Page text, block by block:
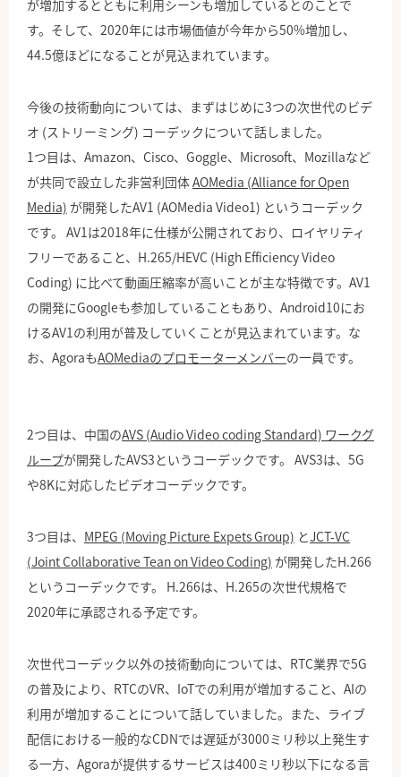
が増加するとともに利用シーンも増加しているとのことで
す。そして、2020年には市場価値が今年から50%増加し、
44.5億ほどになることが見込まれています。
今後の技術動向については、まずはじめに3つの次世代のビデ
オ (ストリーミング) コーデックについて話しました。
1つ目は、Amazon、Cisco、Goggle、Microsoft、Mozillaなど
が共同で設立した非営利団体AOMedia (Alliance for Open
Media) が開発したAV1 (AOMedia Video1) というコーデック
です。 AV1は2018年に仕様が公開されており、ロイヤリティ
フリーであること、H.265/HEVC (High Efficiency Video
Coding) に比べて動画圧縮率が高いことが主な特徴です。AV1
の開発にGoogleも参加していることもあり、Android10にお
けるAV1の利用が普及していくことが見込まれています。な
お、AgoraもAOMediaのプロモーターメンバーの一員です。
2つ目は、中国のAVS (Audio Video coding Standard) ワークグ
ループが開発したAVS3というコーデックです。 AVS3は、5G
や8Kに対応したビデオコーデックです。
3つ目は、 MPEG (Moving Picture Expets Group) とJCT-VC
(Joint Collaborative Tean on Video Coding) が開発したH.266
というコーデックです。 H.266は、H.265の次世代規格で
2020年に承認される予定です。
次世代コーデック以外の技術動向については、RTC業界で5G
の普及により、RTCのVR、IoTでの利用が増加すること、AIの
利用が増加することについて話していました。また、ライブ
配信における一般的なCDNでは遅延が3000ミリ秒以上発生す
る一方、Agoraが提供するサービスは400ミリ秒以下になる言